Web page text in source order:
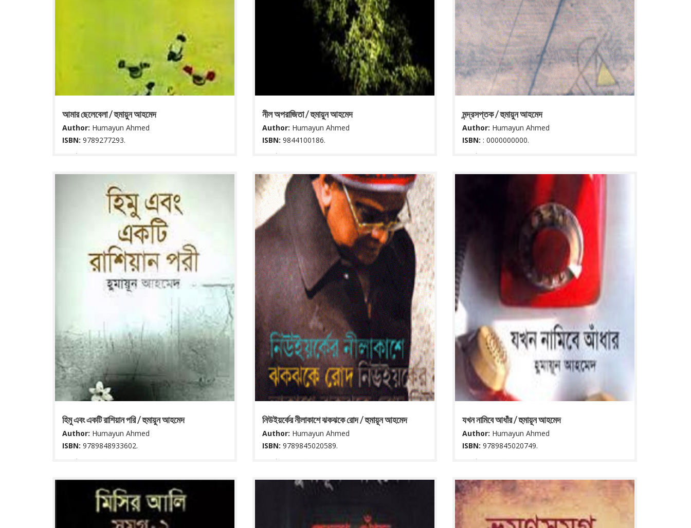
আমার ছেলেবেলা / হুমায়ুন আহমেদ
Author: Humayun Ahmed
ISBN: 9789277293.
৯৪ পৃষ্ঠা : ২২ সে মি.
নীল অপরাজিতা / হুমায়ুন আহমেদ
Author: Humayun Ahmed
ISBN: 9844100186.
৬৯ পৃষ্ঠা : ২২ সে মি.
মন্দ্রসপ্তক / হুমায়ুন আহমেদ
Author: Humayun Ahmed
ISBN: : 0000000000.
৭৯ পৃষ্ঠা : ২২ সে মি.
হিমু এবং একটি রাশিয়ান পরি / হুমায়ুন আহমেদ
Author: Humayun Ahmed
ISBN: 9789848933602.
৯৪ পৃষ্ঠা : ২২ সে মি.
নিউইয়র্কের নীলাকাশে ঝকঝকে রোদ / হুমায়ূন আহমেদ
Author: Humayun Ahmed
ISBN: 9789845020589.
৯৫ পৃষ্ঠা ; ২২ সে মি.
যখন নামিবে আধাঁর / হুমায়ূন আহমেদ
Author: Humayun Ahmed
ISBN: 9789845020749.
৭২ পৃষ্ঠা ; ২২ সে মি.